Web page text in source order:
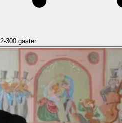
2-300 gäster